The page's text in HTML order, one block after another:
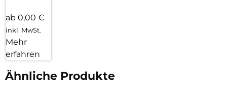
ab 0,00 €
inkl. MwSt.
Mehr
erfahren
Ähnliche Produkte